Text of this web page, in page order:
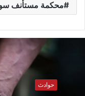
محكمة مستأنف
حوادث